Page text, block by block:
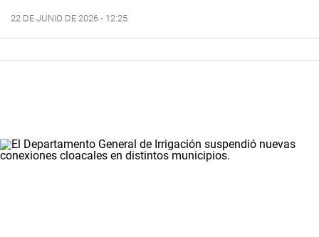
22 DE JUNIO DE 2026 - 12:25